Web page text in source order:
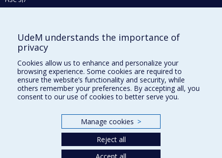
Who does what?
Find us
Site map
Accessibility
UdeM understands the importance of
privacy
Cookies allow us to enhance and personalize your
browsing experience. Some cookies are required to
ensure the website’s functionality and security, while
others remember your preferences. By accepting all, you
consent to our use of cookies to better serve you.
Manage cookies >
Reject all